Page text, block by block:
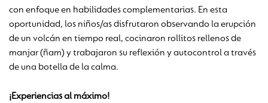
con enfoque en habilidades complementarias. En esta
oportunidad, los niños/as disfrutaron observando la erupción
de un volcán en tiempo real, cocinaron rollitos rellenos de
manjar (ñam) y trabajaron su reflexión y autocontrol a través
de una botella de la calma.
¡Experiencias al máximo!